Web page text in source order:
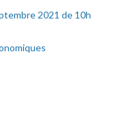
2021 de 10h